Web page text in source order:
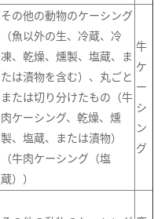
その他の動物のケーシング
（魚以外の生、冷蔵、冷
凍、乾燥、燻製、塩蔵、ま
たは漬物を含む）、丸ごと
または切り分けたもの（牛
肉ケーシング、乾燥、燻
製、塩蔵、または漬物）
（牛肉ケーシング（塩
蔵））
牛
ケ
ー
シ
ン
グ